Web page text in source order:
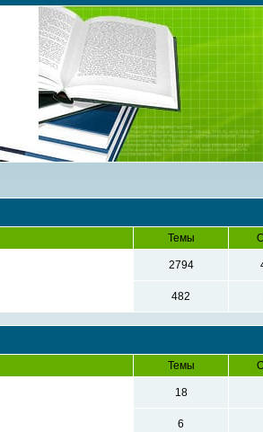
Темы
2794
482
Темы
18
6